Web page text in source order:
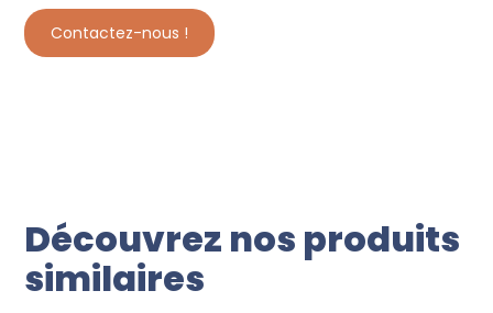
Contactez-nous !
Découvrez nos produits
similaires